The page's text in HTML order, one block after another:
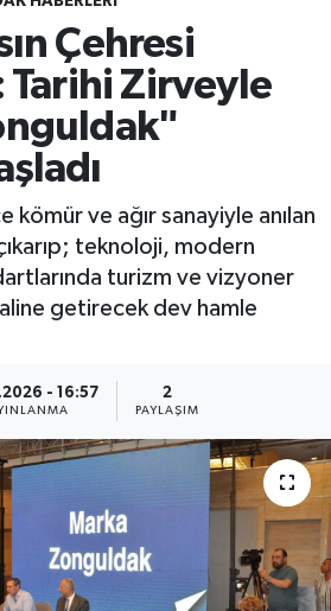
Çehresi
Tarihi Zirveyle
kömür ve ağır sanayiyle anılan
teknoloji, modern
turizm ve vizyoner
getirecek dev hamle
- 16:57 2
PAYLAŞIM